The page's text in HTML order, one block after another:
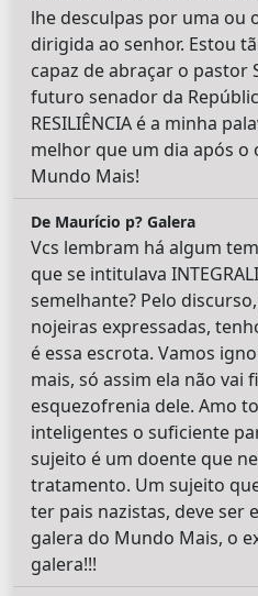
lhe desculpas por uma ou
dirigida ao senhor. Estou
capaz de abraçar o pastor
futuro senador da
RESILIÊNCIA é a minha
melhor que um dia após o
Mundo Mais!
De Maurício p? Galera
Vcs lembram há algum
que se intitulava
semelhante? Pelo
nojeiras expressadas,
é essa escrota. Vamos
mais, só assim ela não vai
esquezofrenia dele. Amo
inteligentes o suficiente
sujeito é um doente que
tratamento. Um sujeito
ter pais nazistas, deve ser
galera do Mundo Mais, o
galera!!!